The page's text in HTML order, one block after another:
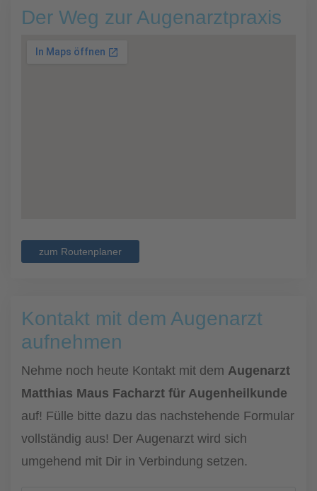
Der Weg zur Augenarztpraxis
zum Routenplaner
Kontakt mit dem Augenarzt
aufnehmen
Nehme noch heute Kontakt mit dem Augenarzt
Matthias Maus Facharzt für Augenheilkunde
auf! Fülle bitte dazu das nachstehende Formular
vollständig aus! Der Augenarzt wird sich
umgehend mit Dir in Verbindung setzen.